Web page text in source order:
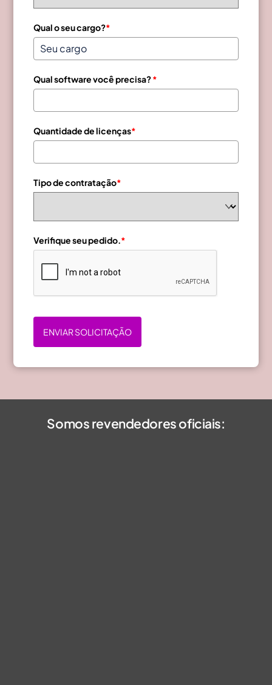
Qual o seu cargo?*
Qual software você precisa?*
Quantidade de licenças*
Tipo de contratação*
Verifique seu pedido. *
ENVIAR SOLICITAÇÃO
Somos revendedores oficiais: